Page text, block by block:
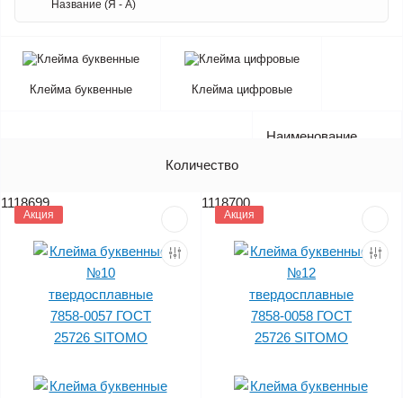
Клейма буквенные Клейма цифровые
Наименование
Количество
1118699
Акция
1118700
Акция